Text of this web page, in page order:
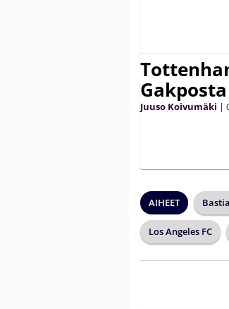
Gakposta
Juuso Koivumäki |
AIHEET
Los Angeles FC